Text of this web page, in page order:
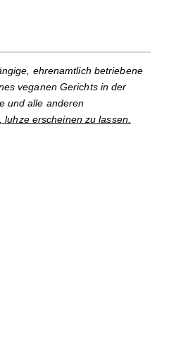
ehrenamtlich betriebene
veganen Gerichts in der
und alle anderen
erscheinen zu lassen.